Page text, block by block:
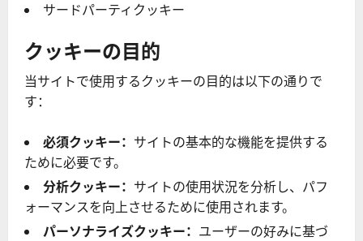
サードパーティクッキー
クッキーの目的
当サイトで使用するクッキーの目的は以下の通りで
す：
必須クッキー： サイトの基本的な機能を提供する
ために必要です。
分析クッキー： サイトの使用状況を分析し、パフ
ォーマンスを向上させるために使用されます。
パーソナライズクッキー： ユーザーの好みに基づ